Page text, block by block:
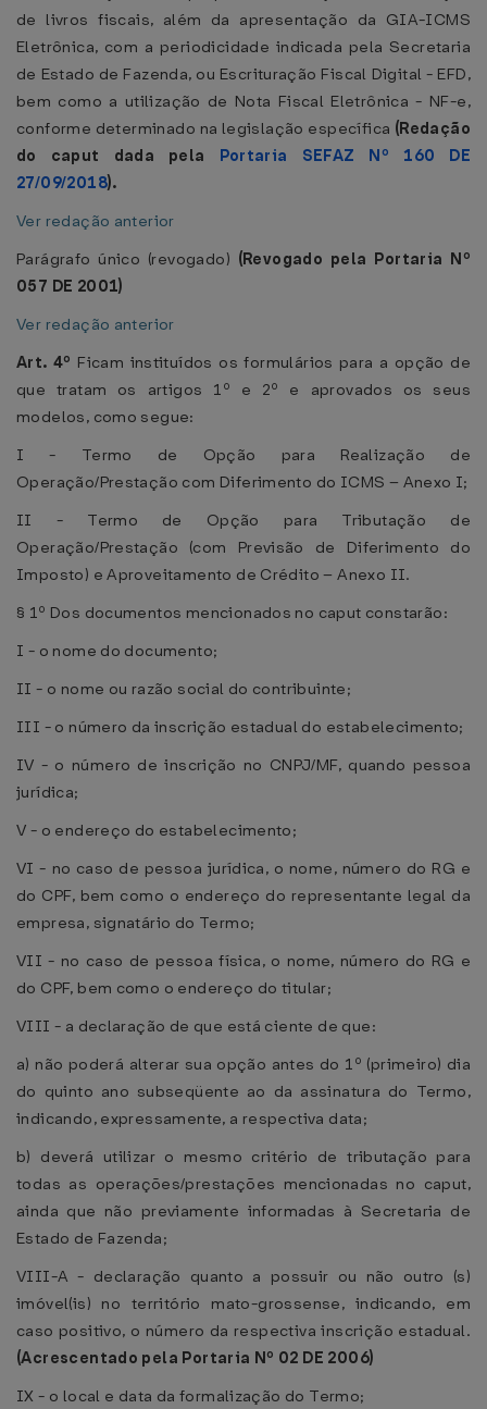
de livros fiscais, além da apresentação da GIA-ICMS
Eletrônica, com a periodicidade indicada pela Secretaria
de Estado de Fazenda, ou Escrituração Fiscal Digital - EFD,
bem como a utilização de Nota Fiscal Eletrônica - NF-e,
conforme determinado na legislação específica (Redação
do caput dada pela Portaria SEFAZ Nº 160 DE
27/09/2018).
Ver redação anterior
Parágrafo único (revogado) (Revogado pela Portaria Nº
057 DE 2001)
Ver redação anterior
Art. 4º Ficam instituídos os formulários para a opção de
que tratam os artigos 1º e 2º e aprovados os seus
modelos, como segue:
I - Termo de Opção para Realização de
Operação/Prestação com Diferimento do ICMS – Anexo I;
II - Termo de Opção para Tributação de
Operação/Prestação (com Previsão de Diferimento do
Imposto) e Aproveitamento de Crédito – Anexo II.
§ 1º Dos documentos mencionados no caput constarão:
I - o nome do documento;
II - o nome ou razão social do contribuinte;
III - o número da inscrição estadual do estabelecimento;
IV - o número de inscrição no CNPJ/MF, quando pessoa
jurídica;
V - o endereço do estabelecimento;
VI - no caso de pessoa jurídica, o nome, número do RG e
do CPF, bem como o endereço do representante legal da
empresa, signatário do Termo;
VII - no caso de pessoa física, o nome, número do RG e
do CPF, bem como o endereço do titular;
VIII - a declaração de que está ciente de que:
a) não poderá alterar sua opção antes do 1º (primeiro) dia
do quinto ano subseqüente ao da assinatura do Termo,
indicando, expressamente, a respectiva data;
b) deverá utilizar o mesmo critério de tributação para
todas as operações/prestações mencionadas no caput,
ainda que não previamente informadas à Secretaria de
Estado de Fazenda;
VIII-A - declaração quanto a possuir ou não outro (s)
imóvel(is) no território mato-grossense, indicando, em
caso positivo, o número da respectiva inscrição estadual.
(Acrescentado pela Portaria Nº 02 DE 2006)
IX - o local e data da formalização do Termo;